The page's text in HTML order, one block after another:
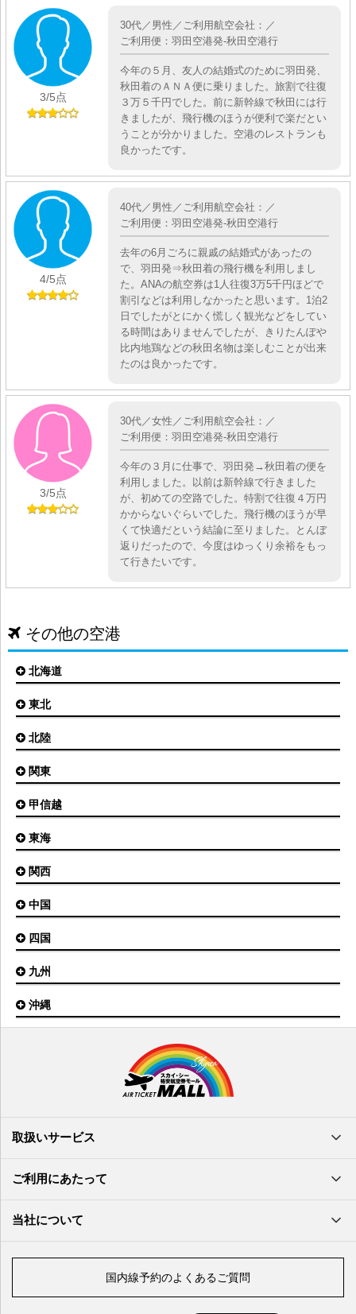
3/5点
30代／男性／ご利用航空会社：／
ご利用便：羽田空港発-秋田空港行
今年の５月、友人の結婚式のために羽田発、
秋田着のＡＮＡ便に乗りました。旅割で往復
３万５千円でした。前に新幹線で秋田には行
きましたが、飛行機のほうが便利で楽だとい
うことが分かりました。空港のレストランも
良かったです。
4/5点
40代／男性／ご利用航空会社：／
ご利用便：羽田空港発-秋田空港行
去年の6月ごろに親戚の結婚式があったの
で、羽田発⇒秋田着の飛行機を利用しまし
た。ANAの航空券は1人往復3万5千円ほどで
割引などは利用しなかったと思います。1泊2
日でしたがとにかく慌しく観光などをしてい
る時間はありませんでしたが、きりたんぽや
比内地鶏などの秋田名物は楽しむことが出来
たのは良かったです。
3/5点
30代／女性／ご利用航空会社：／
ご利用便：羽田空港発-秋田空港行
今年の３月に仕事で、羽田発→秋田着の便を
利用しました。以前は新幹線で行きました
が、初めての空路でした。特割で往復４万円
かからないぐらいでした。飛行機のほうが早
くて快適だという結論に至りました。とんぼ
返りだったので、今度はゆっくり余裕をもっ
て行きたいです。
その他の空港
北海道
札幌(新千歳)空港
旭川空港
オホーツク紋別空港
釧路空港
稚内空港
とかち帯広空港
根室中標津空港
奥尻空港
利尻空港
東北
仙台空港
青森空港
三沢空港
福島空港
大館能代空港
庄内空港
山形空港
北陸
小松空港
能登空港
関東
東京(羽田)空港
茨城空港
八丈島空港
甲信越
新潟空港
東海
名古屋(中部)空港
静岡空港
関西
大阪(伊丹)空港
神戸空港
南紀白浜空港
但馬空港
中国
広島空港
山口宇部空港
出雲空港
米子空港
四国
松山空港
徳島空港
九州
福岡空港
鹿児島空港
北九州空港
奄美大島空港
徳之島空港
喜界島空港
沖縄
南大東空港
多良間空港
取扱いサービス
ご利用にあたって
当社について
国内線予約のよくあるご質問